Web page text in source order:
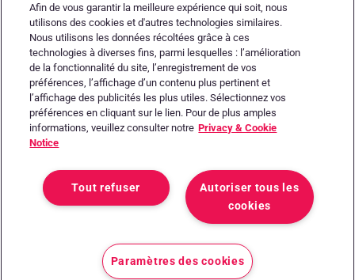
L’autoroute numérique
entre les comptables
et les entrepreneurs
Privacy & Cookie Notice
© copyright 2026 – , une solution de
Afin de vous garantir la meilleure expérience qui soit, nous
utilisons des cookies et d'autres technologies similaires.
Nous utilisons les données récoltées grâce à ces
technologies à diverses fins, parmi lesquelles : l’amélioration
de la fonctionnalité du site, l’enregistrement de vos
préférences, l’affichage d’un contenu plus pertinent et
l’affichage des publicités les plus utiles. Sélectionnez vos
préférences en cliquant sur le lien. Pour de plus amples
informations, veuillez consulter notre Privacy & Cookie
Notice
Autoriser tous les
cookies
Tout refuser
Paramètres des cookies